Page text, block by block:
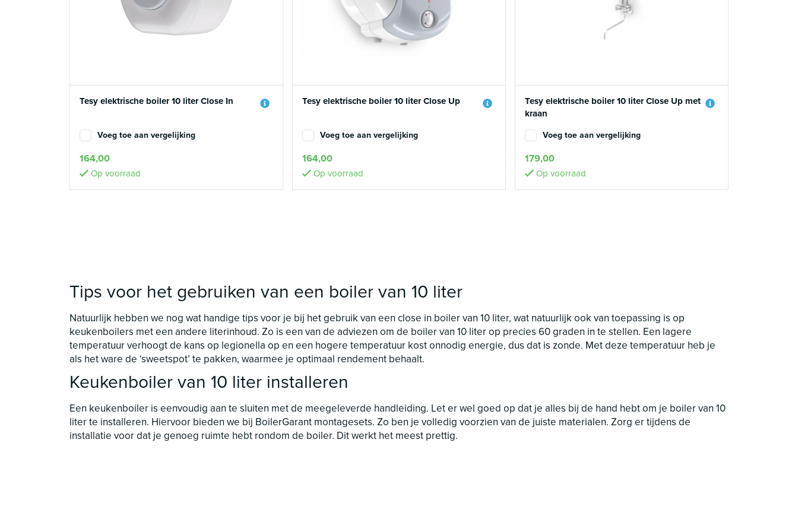
Tesy elektrische boiler 10 liter Close In
Voeg toe aan vergelijking
164,00
Op voorraad
Tesy elektrische boiler 10 liter Close Up
Voeg toe aan vergelijking
164,00
Op voorraad
Tesy elektrische boiler 10 liter Close Up met
kraan
Voeg toe aan vergelijking
179,00
Op voorraad
Tips voor het gebruiken van een boiler van 10 liter
Natuurlijk hebben we nog wat handige tips voor je bij het gebruik van een close in boiler van 10 liter, wat natuurlijk ook van toepassing is op
keukenboilers met een andere literinhoud. Zo is een van de adviezen om de boiler van 10 liter op precies 60 graden in te stellen. Een lagere
temperatuur verhoogt de kans op legionella op en een hogere temperatuur kost onnodig energie, dus dat is zonde. Met deze temperatuur heb je
als het ware de ‘sweetspot’ te pakken, waarmee je optimaal rendement behaalt.
Keukenboiler van 10 liter installeren
Een keukenboiler is eenvoudig aan te sluiten met de meegeleverde handleiding. Let er wel goed op dat je alles bij de hand hebt om je boiler van 10
liter te installeren. Hiervoor bieden we bij BoilerGarant montagesets. Zo ben je volledig voorzien van de juiste materialen. Zorg er tijdens de
installatie voor dat je genoeg ruimte hebt rondom de boiler. Dit werkt het meest prettig.